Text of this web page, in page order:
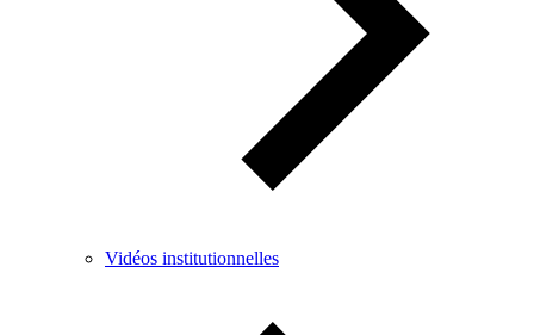
Vidéos institutionnelles